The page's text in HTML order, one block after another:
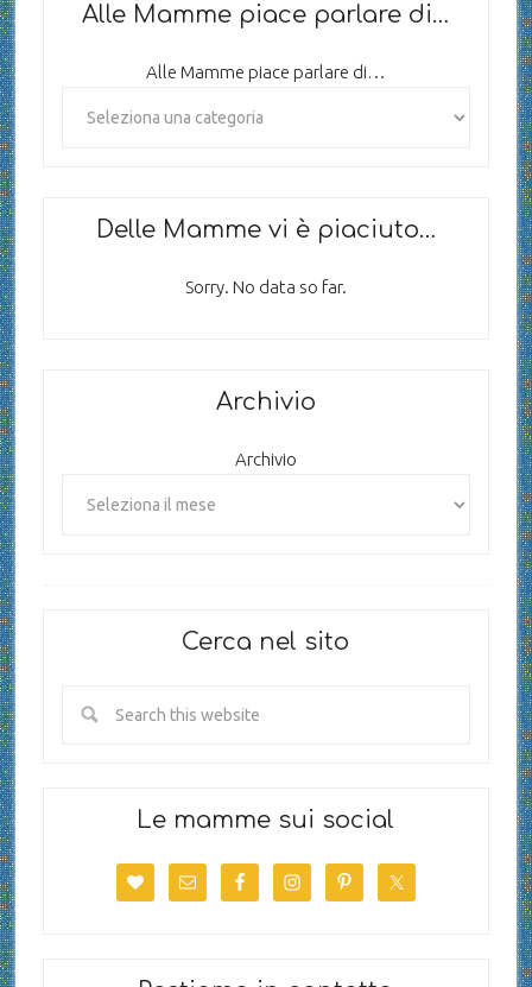
Alle Mamme piace parlare di…
Alle Mamme piace parlare di…
Delle Mamme vi è piaciuto…
Sorry. No data so far.
Archivio
Archivio
Cerca nel sito
Le mamme sui social